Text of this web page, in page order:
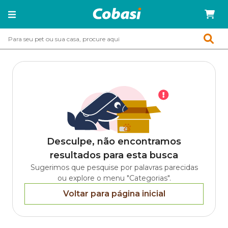
Desculpe, não encontramos
resultados para esta busca
Sugerimos que pesquise por palavras parecidas
ou explore o menu "Categorias".
Voltar para página inicial